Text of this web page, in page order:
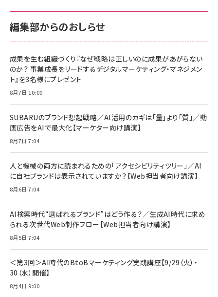
￥880
anan(アンアン)2026/06/24号 No.2500増刊
スペシャルエディション[王道エンタメの矜持／
￥1,100
anan(アンアン)2026/07/08号 No.2502[2026
￥880
ママ投資家が育休中に１億貯めた株式投資
組織の成果を最大化する ルールのデザイン
￥1,980
Amazonランキングをもっと見る
サポート正規品 メーカー保証5年 KLMEA128G
NIMASO ガラスフィルム iPhone 17 用 保護フィ
すい ガイド枠付き いPhone17 (6.3インチ) 対応
2枚セット DSP25F1698
￥1,599
￥6,980
全ワイヤレスイヤホン/アクティブノイズキャンセリ
技術基準適合】ブラック
￥5,990
ケーブル Anker絡まないケーブル 240W 結束バン
ド付き USB PD対応 シリコン素材採用 iPhone
17 / 16 / 15 / Galaxy iPad Pro MacBook
Pro/Air 各種対応 (1.8m ミッドナイトブラック)
￥1,890
サポート正規品 メーカー保証5年 KLMEA128G
Amazon eギフトカード - Amazonロゴ - クラ
￥5,000
Anker PowerLine III Flow USB-C & USB-C
Pro/Air 各種対応 (1.8m ミッドナイトブラック)
￥1,890
サッポロ 生ビール 黒ラベル 350ml 缶 24本 ビー
ル ケース買い【6/30応募〆切! 黒ラベルビヤセラー
￥4,857
編集部からのおしらせ
成果を生む組織づくり『なぜ戦略は正しいのに成果があがらない
のか？ 事業成長をリードするデジタルマーケティング・マネジメン
ト』を3名様にプレゼント
8月7日 10:00
SUBARUのブランド想起戦略／AI活用のカギは「量」より「質」／動
画広告をAIで最大化【マーケター向け講演】
8月7日 7:04
人と機械の両方に読まれるための「アクセシビリティツリー」／AI
に自社ブランドは表示されていますか？【Web担当者向け講演】
8月6日 7:04
AI検索時代“選ばれるブランド”はどう作る？／生成AI時代に求め
られる次世代Web制作フロー【Web担当者向け講演】
8月5日 7:04
＜第3回＞AI時代のBtoBマーケティング実践講座【9/29（火）・
30（水）開催】
8月4日 9:00